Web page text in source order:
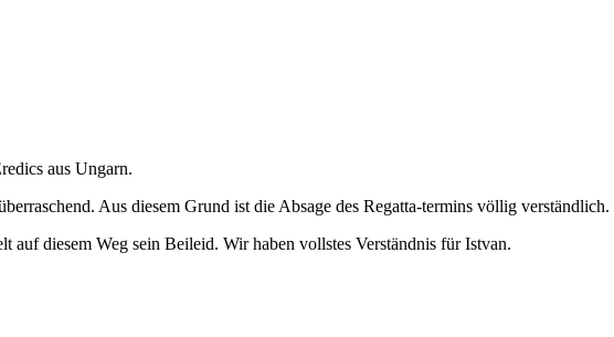
aus Ungarn.
Aus diesem Grund ist die Absage des Regatta-termins völlig verständlich.
auf diesem Weg sein Beileid. Wir haben vollstes Verständnis für Istvan.